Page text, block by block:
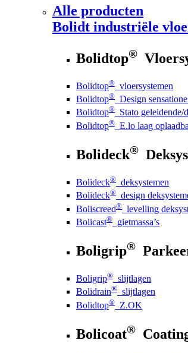
Alle producten
Bolidt industriële
Bolidtop®
Bolidtop® vloersystemen
Bolidtop® Design
Bolidtop® Stato geleidende/
Bolidtop® E.lo laag
Bolideck®
Bolideck® deksystemen
Bolideck® design
Boliscreed® levelling
Bolicast® gietmassa’s
Boligrip®
Boligrip® slijtlagen
Bolidrain® slijtlagen
Bolidtop® Z.OK
Bolicoat®